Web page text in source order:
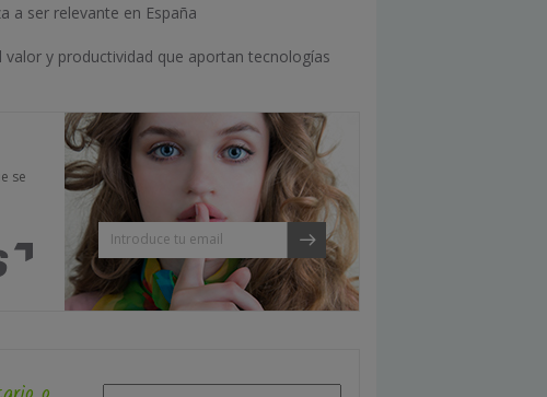
a ser relevante en España
valor y productividad que aportan tecnologías
se